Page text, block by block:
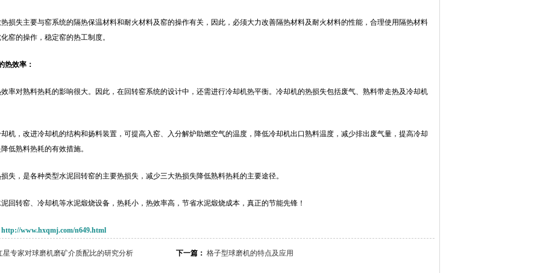
损失主要与窑系统的隔热保温材料和耐火材料及窑的操作有关，因此，必须大力改善隔热材料及耐火材料的性能，合理使用隔热材料
窑的操作，稳定窑的热工制度。
热效率：
率对熟料热耗的影响很大。因此，在回转窑系统的设计中，还需进行冷却机热平衡。冷却机的热损失包括废气、熟料带走热及冷却机
机，改进冷却机的结构和扬料装置，可提高入窑、入分解炉助燃空气的温度，降低冷却机出口熟料温度，减少排出废气量，提高冷却
低熟料热耗的有效措施。
失，是各种类型水泥回转窑的主要热损失，减少三大热损失降低熟料热耗的主要途径。
回转窑、冷却机等水泥煅烧设备，热耗小，热效率高，节省水泥煅烧成本，真正的节能先锋！
http://www.hxqmj.com/n649.html
星专家对球磨机磨矿介质配比的研究分析 下一篇： 格子型球磨机的特点及应用